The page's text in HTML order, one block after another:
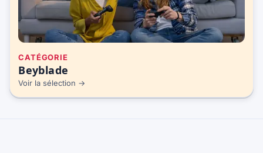
CATÉGORIE
Beyblade
Voir la sélection →